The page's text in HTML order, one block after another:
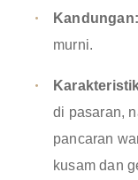
Kandungan:
murni.
di pasaran,
pancaran
kusam dan